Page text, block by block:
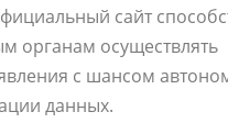
сайт
органам осуществлять
с шансом
данных.